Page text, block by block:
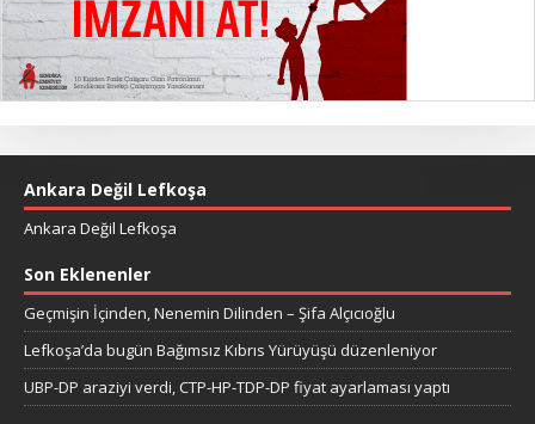
Ankara Değil Lefkoşa
Ankara Değil Lefkoşa
Son Eklenenler
Geçmişin İçinden, Nenemin Dilinden – Şifa Alçıcıoğlu
Lefkoşa’da bugün Bağımsız Kıbrıs Yürüyüşü düzenleniyor
UBP-DP araziyi verdi, CTP-HP-TDP-DP fiyat ayarlaması yaptı